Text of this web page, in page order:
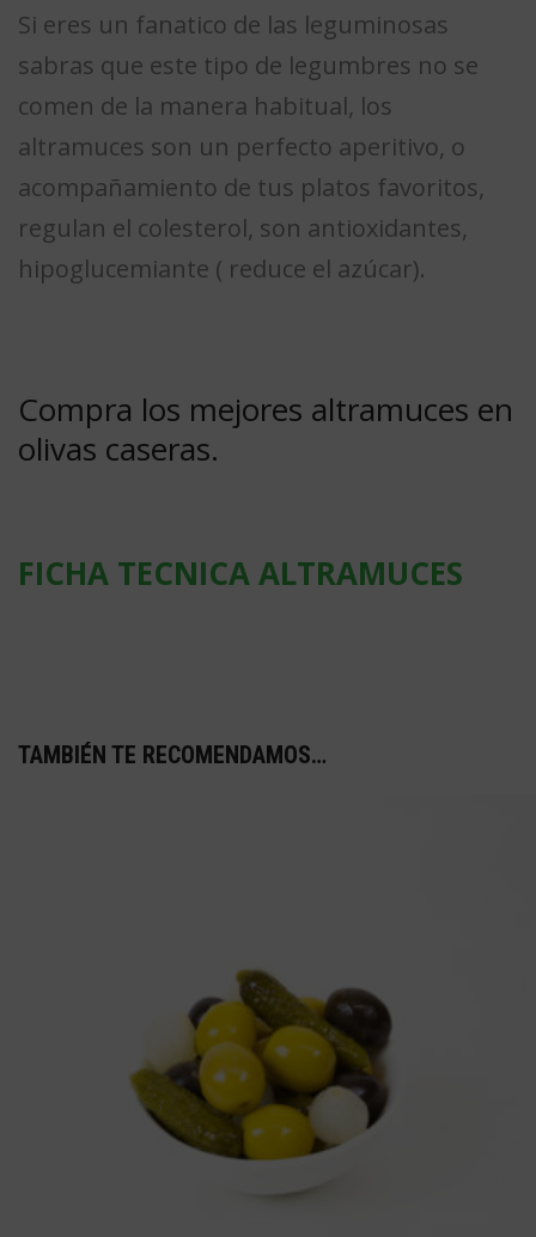
Si eres un fanatico de las leguminosas
sabras que este tipo de legumbres no se
comen de la manera habitual, los
altramuces son un perfecto aperitivo, o
acompañamiento de tus platos favoritos,
regulan el colesterol, son antioxidantes,
hipoglucemiante ( reduce el azúcar).
Compra los mejores altramuces en
olivas caseras.
FICHA TECNICA ALTRAMUCES
TAMBIÉN TE RECOMENDAMOS…